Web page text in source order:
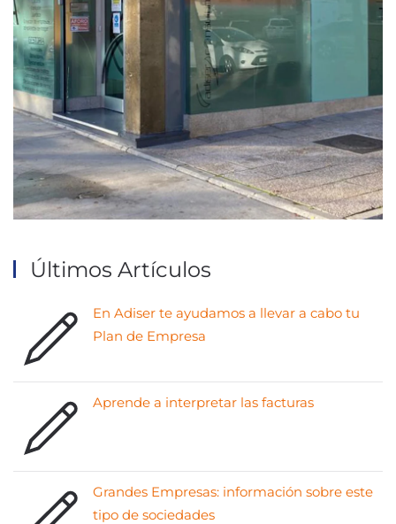
Últimos Artículos
En Adiser te ayudamos a llevar a cabo tu
Plan de Empresa
Aprende a interpretar las facturas
Grandes Empresas: información sobre este
tipo de sociedades